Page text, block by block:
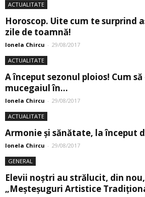
ACTUALITATE
Horoscop. Uite cum te surprind
zile de toamnă!
Ionela Chircu - 29/08/2017
ACTUALITATE
A început sezonul ploios! Cum
mucegaiul în...
Ionela Chircu - 29/08/2017
ACTUALITATE
Armonie şi sănătate, la început
Ionela Chircu - 29/08/2017
GENERAL
Elevii noștri au strălucit, din
„Meșteșuguri Artistice